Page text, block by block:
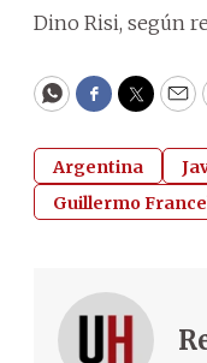
Dino Risi, según
WhatsApp
Facebook
Argentina
Guillermo